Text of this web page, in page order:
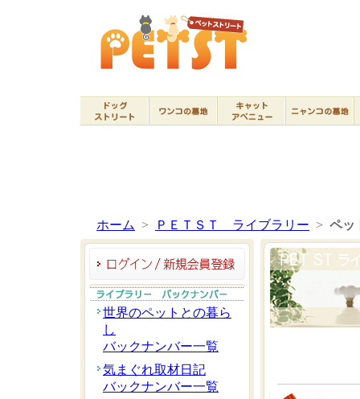
ホーム > ＰＥＴＳＴ ライブラリー > ペッ
世界のペットとの暮ら
し
バックナンバー一覧
気まぐれ取材日記
バックナンバー一覧